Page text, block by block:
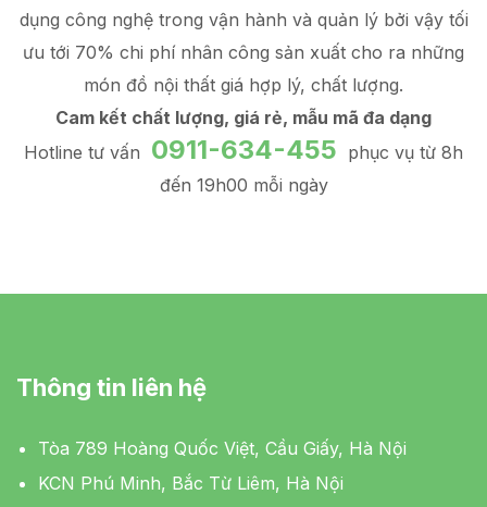
dụng công nghệ trong vận hành và quản lý bởi vậy tối
ưu tới 70% chi phí nhân công sản xuất cho ra những
món đồ nội thất giá hợp lý, chất lượng.
Cam kết chất lượng, giá rẻ, mẫu mã đa dạng
Hotline tư vấn 0911-634-455 phục vụ từ 8h
đến 19h00 mỗi ngày
Thông tin liên hệ
Tòa 789 Hoàng Quốc Việt, Cầu Giấy, Hà Nội
KCN Phú Minh, Bắc Từ Liêm, Hà Nội